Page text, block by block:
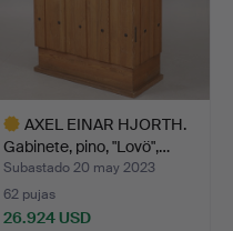
AXEL EINAR HJORTH.
Gabinete, pino, "Lovö",…
Subastado 20 may 2023
62 pujas
26.924 USD